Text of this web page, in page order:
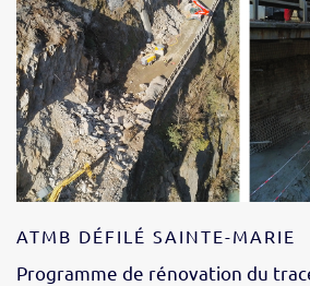
ATMB DÉFILÉ SAINTE-MARIE
Programme de rénovation du